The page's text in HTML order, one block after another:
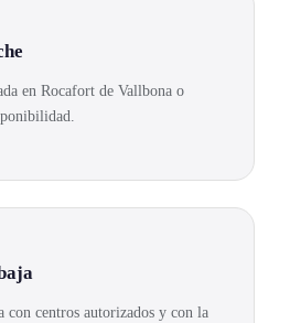
en Rocafort de Vallbona o
con centros autorizados y con la